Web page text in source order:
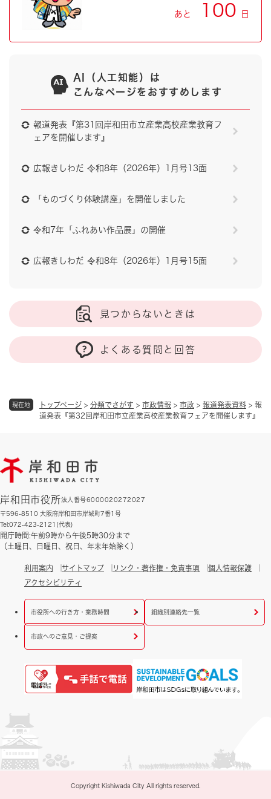
現在地 トップページ > 分類でさがす > 市政情報 > 市政 > 報道発表資料 > 報
道発表『第32回岸和田市立産業高校産業教育フェアを開催します』
あと 100 日
AI（人工知能）は
こんなページをおすすめします
報道発表『第31回岸和田市立産業高校産業教育フ
ェアを開催します』
広報きしわだ 令和8年（2026年）1月号13面
「ものづくり体験講座」を開催しました
令和7年「ふれあい作品展」の開催
広報きしわだ 令和8年（2026年）1月号15面
見つからないときは
よくある質問と回答
岸和田市役所法人番号6000020272027
〒596-8510 大阪府岸和田市岸城町7番1号
Tel:072-423-2121(代表)
開庁時間:午前9時から午後5時30分まで
（土曜日、日曜日、祝日、年末年始除く）
利用案内 サイトマップ リンク・著作権・免責事項
個人情報保護
アクセシビリティ
市役所への行き方・業務時間 組織別連絡先一覧
市政へのご意見・ご提案
Copyright Kishiwada City All rights reserved.